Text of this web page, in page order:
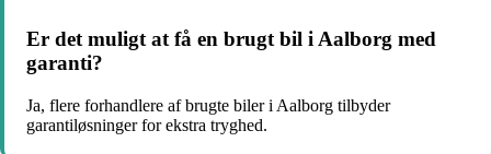
Er det muligt at få en brugt bil i Aalborg med
garanti?
Ja, flere forhandlere af brugte biler i Aalborg tilbyder
garantiløsninger for ekstra tryghed.